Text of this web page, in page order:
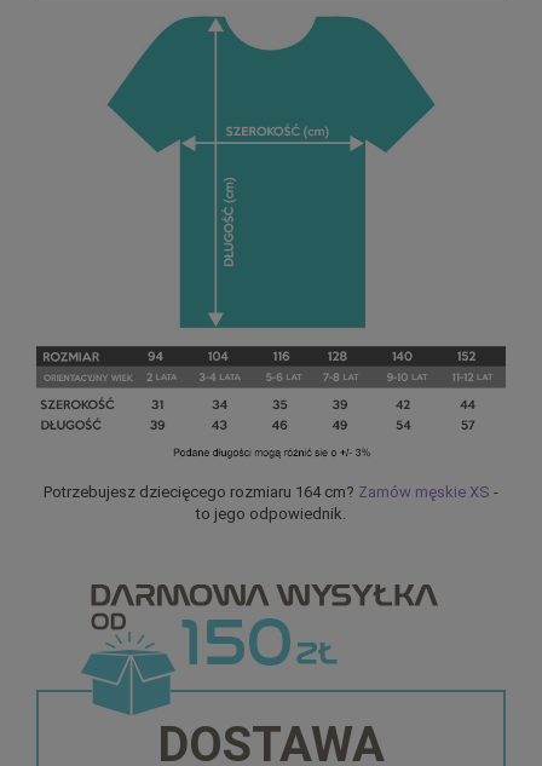
Potrzebujesz dziecięcego rozmiaru 164 cm? Zamów męskie XS -
to jego odpowiednik.
DOSTAWA